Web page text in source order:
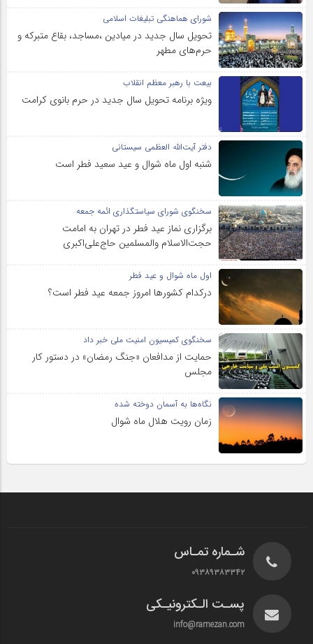
شورای هماهنگی تبلیغات اسلامی
تحویل سال‌ جدید در میادین ،مساجد، بقاع متبرکه‌ و
حرم‌های‌ مطهر
بیعت با رهبر معظم انقلاب
ویژه برنامه تحویل سال جدید در حرم بانوی کرامت
دفتر آیت‌الله العظمی سیستانی
شنبه اول ماه شوال و عید سعید فطر است
سخنگوی شورای سیاستگذاری ائمه جمعه
برگزاری نماز عید فطر در تهران به امامت
حجت‌الاسلام والمسلمین حاج‌علی‌اکبری
اول ماه شوال و عید فطر
درکدام کشورها امروز جمعه عید فطر است؟
سخنگوی کمیسیون امنیت ملی خبر داد
حمایت از مدافعان «جنگ رمضان» در دستور کار
مجلس
نگاه‌ها به آسمان دوخته شده
زمان رویت هلال ماه شوال
شـماره تمـاس
۰۹۳۸۹۳۸۳۳۴۲
پسـت الـکترونیـکی
info@ramezan.com